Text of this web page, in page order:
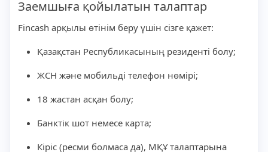
Заемшыға қойылатын талаптар
Fincash арқылы өтінім беру үшін сізге қажет:
Қазақстан Республикасының резиденті болу;
ЖСН және мобильді телефон нөмірі;
18 жастан асқан болу;
Банктік шот немесе карта;
Кіріс (ресми болмаса да), МҚҰ талаптарына